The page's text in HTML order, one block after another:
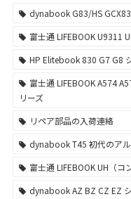
dynabook G83/HS
富士通 LIFEBOOK U9311
HP Elitebook 830 G7 G8
富士通 LIFEBOOK A574
リーズ
リペア部品の入荷連絡
dynabook T45 初代のア
富士通 LIFEBOOK UH（
dynabook AZ BZ CZ EZ